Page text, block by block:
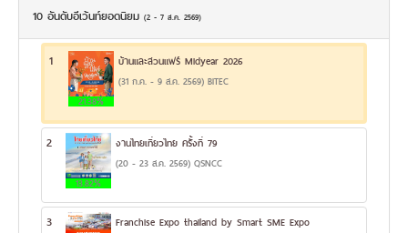
10 อันดับอีเว้นท์ยอดนิยม (2 - 7 ส.ค. 2569)
1
21.38%
บ้านและสวนแฟร์ Midyear 2026
(31 ก.ค. - 9 ส.ค. 2569) BITEC
2
13.82%
งานไทยเที่ยวไทย ครั้งที่ 79
(20 - 23 ส.ค. 2569) QSNCC
3 Franchise Expo thailand by Smart SME Expo